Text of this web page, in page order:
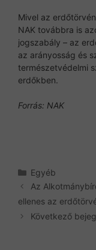
Mivel az
NAK továbbra is
jogszabály – az
az arányosság és
természetvédelmi
erdőkben.
Forrás: NAK
Kategória
Egyéb
Az
ellenes az
Következő